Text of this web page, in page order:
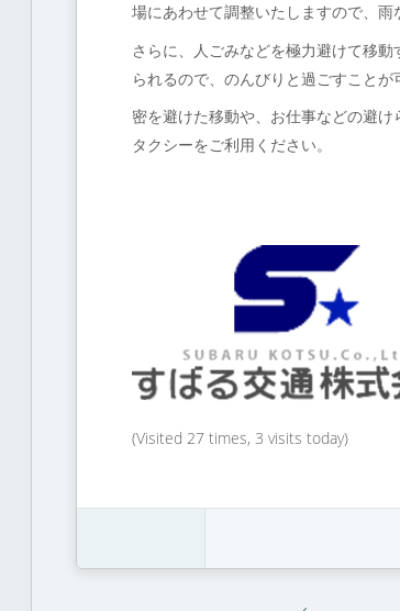
場にあわせて調整いたしますので、雨
さらに、人ごみなどを極力避けて移
られるので、のんびりと過ごすことが
密を避けた移動や、お仕事などの避
タクシーをご利用ください。
(Visited 27 times, 3 visits today)